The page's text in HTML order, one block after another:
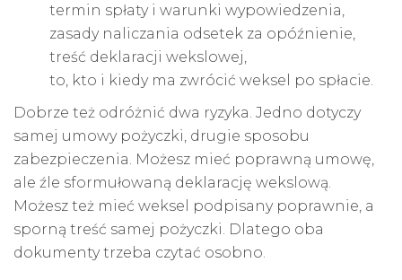
termin spłaty i warunki wypowiedzenia,
zasady naliczania odsetek za opóźnienie,
treść deklaracji wekslowej,
to, kto i kiedy ma zwrócić weksel po spłacie.
Dobrze też odróżnić dwa ryzyka. Jedno dotyczy
samej umowy pożyczki, drugie sposobu
zabezpieczenia. Możesz mieć poprawną umowę,
ale źle sformułowaną deklarację wekslową.
Możesz też mieć weksel podpisany poprawnie, a
sporną treść samej pożyczki. Dlatego oba
dokumenty trzeba czytać osobno.